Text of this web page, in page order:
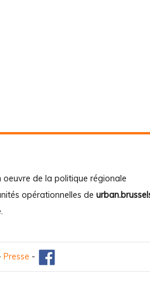
oeuvre de la politique régionale
opérationnelles de
.
Presse -